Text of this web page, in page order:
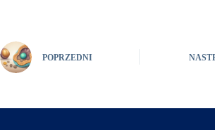
POPRZEDNI